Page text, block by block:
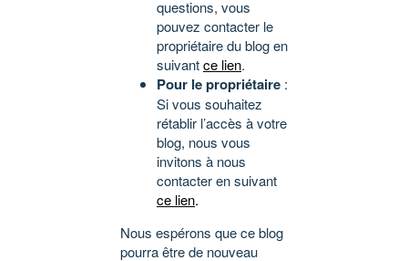
questions, vous
pouvez contacter le
propriétaire du blog en
suivantce lien.
Pour le propriétaire :
Si vous souhaitez
rétablir l’accès à votre
blog, nous vous
invitons à nous
contacter en suivant
ce lien.
Nous espérons que ce blog
pourra être de nouveau